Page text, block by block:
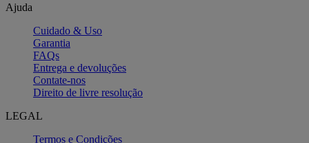
Ajuda
Cuidado & Uso
Garantia
FAQs
Entrega e devoluções
Contate-nos
Direito de livre resolução
LEGAL
Termos e Condições